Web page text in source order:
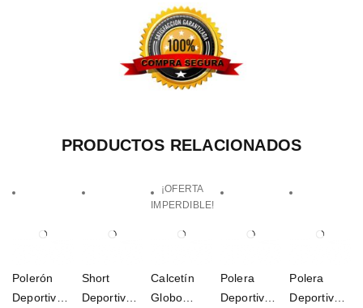
PRODUCTOS RELACIONADOS
Polerón
Deportivo
Short
Deportivo
¡OFERTA
IMPERDIBLE!
Calcetín
Globo
Polera
Deportiva
Polera
Deportiva